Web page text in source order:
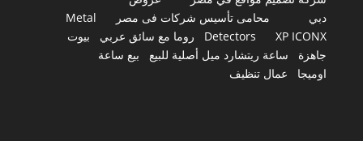
دبي
محامى تأسيس شركات فى مصر
Metal
Detectors
XP ICONX روما مع سائق عربي
بيوت
جاهزة
ساعة ريتشارد ميل أصلية للبيع
بيع ساعة
اوميجا
عمال تنظيف